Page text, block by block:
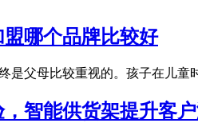
哪个品牌比较好
是父母比较重视的。孩子在儿
智能供货架提升客